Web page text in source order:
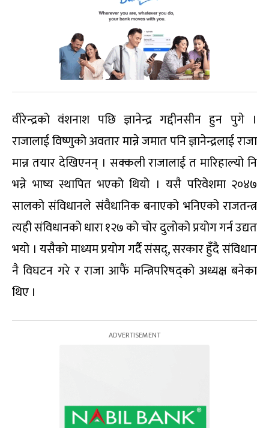
वीरेन्द्रको वंशनाश पछि ज्ञानेन्द्र गद्दीनसीन हुन पुगे ।
राजालाई विष्णुको अवतार मान्ने जमात पनि ज्ञानेन्द्रलाई राजा
मान्न तयार देखिएनन् । सक्कली राजालाई त मारिहाल्यो नि
भन्ने भाष्य स्थापित भएको थियो । यसै परिवेशमा २०४७
सालको संविधानले संवैधानिक बनाएको भनिएको राजतन्त्र
त्यही संविधानको धारा १२७ को चोर दुलोको प्रयोग गर्न उद्यत
भयो । यसैको माध्यम प्रयोग गर्दै संसद्, सरकार हुँदै संविधान
नै विघटन गरे र राजा आफैं मन्त्रिपरिषद्को अध्यक्ष बनेका
थिए ।